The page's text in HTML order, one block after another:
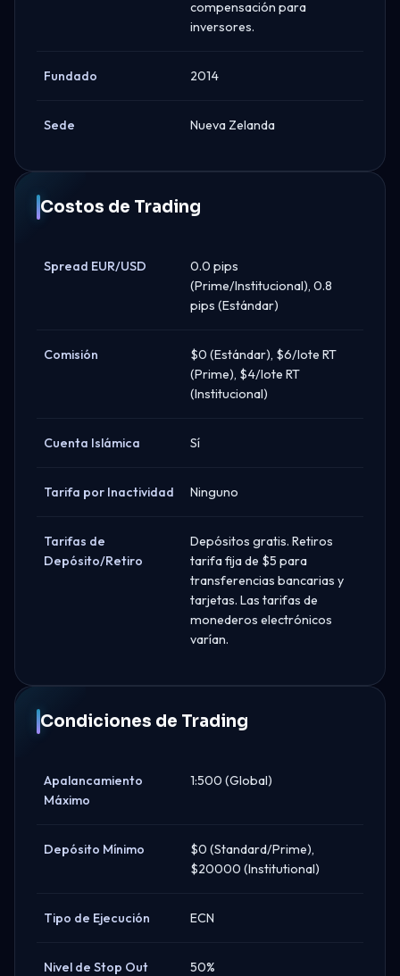
compensación para
inversores.
Fundado 2014
Sede Nueva Zelanda
Costos de Trading
Spread EUR/USD
0.0 pips
(Prime/Institucional), 0.8
pips (Estándar)
Comisión
$0 (Estándar), $6/lote RT
(Prime), $4/lote RT
(Institucional)
Cuenta Islámica Sí
Tarifa por Inactividad Ninguno
Tarifas de
Depósito/Retiro
Depósitos gratis. Retiros
tarifa fija de $5 para
transferencias bancarias y
tarjetas. Las tarifas de
monederos electrónicos
varían.
Condiciones de Trading
Apalancamiento
Máximo
1:500 (Global)
Depósito Mínimo
$0 (Standard/Prime),
$20000 (Institutional)
Tipo de Ejecución ECN
Nivel de Stop Out 50%